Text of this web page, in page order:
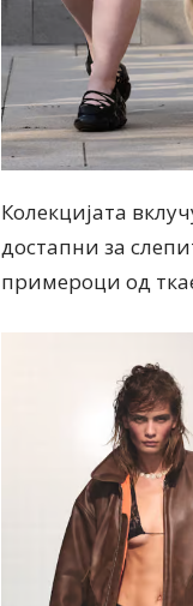
Колекцијата
достапни за
примероци од